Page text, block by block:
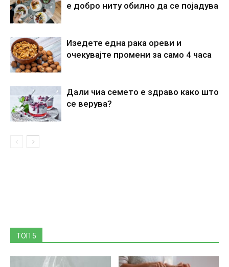
е добро ниту обилно да се појадува
Изедете една рака ореви и
очекувајте промени за само 4 часа
Дали чиа семето е здраво како што
се верува?
ТОП 5